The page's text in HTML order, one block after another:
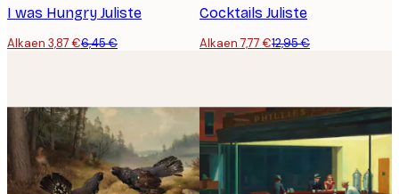
I was Hungry Juliste
Alkaen 3,87 €6,45 €
Cocktails Juliste
Alkaen 7,77 €12,95 €